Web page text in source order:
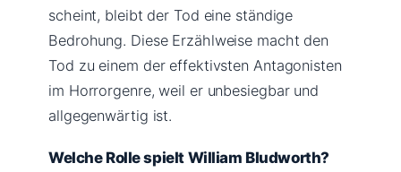
scheint, bleibt der Tod eine ständige
Bedrohung. Diese Erzählweise macht den
Tod zu einem der effektivsten Antagonisten
im Horrorgenre, weil er unbesiegbar und
allgegenwärtig ist.
Welche Rolle spielt William Bludworth?